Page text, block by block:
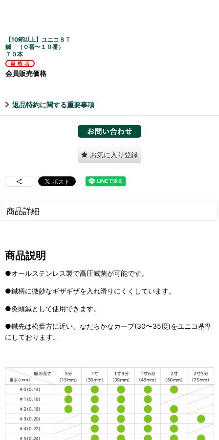
【10箱以上】ユニコＳＴ
鍼 （０番〜１０番）
７０本
会員販売価格
返品特約に関する重要事項
お気に入り登録
商品詳細
商品説明
●オールステンレス製で高圧滅菌が可能です。
●鍼柄に微妙なギザギザを入れ滑りにくくしています。
●灸頭鍼として使用できます。
●鍼先は松葉方に近い、なだらかなカーブ(30〜35度)をユニコ基準
にしております。